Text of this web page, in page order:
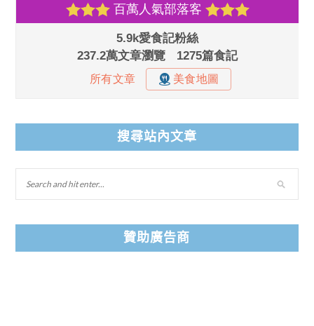
搜尋站內文章
贊助廣告商